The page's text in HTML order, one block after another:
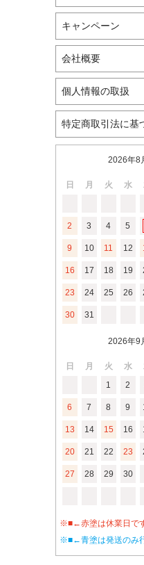
キャンペーン
会社概要
個人情報の取扱
特定商取引法に基
2026年8
日 月 火 水
2 3 4 5
9 10 11 12
16 17 18 19
23 24 25 26
30 31
2026年9
日 月 火 水
1
2
6 7 8 9
13 14 15 16
20 21 22 23
27 28 29 30
※■←赤塗は休業日で
※■←青塗は発送のみ